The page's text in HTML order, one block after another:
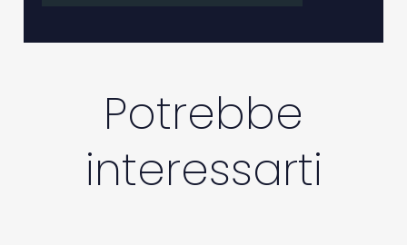
Potrebbe
interessarti